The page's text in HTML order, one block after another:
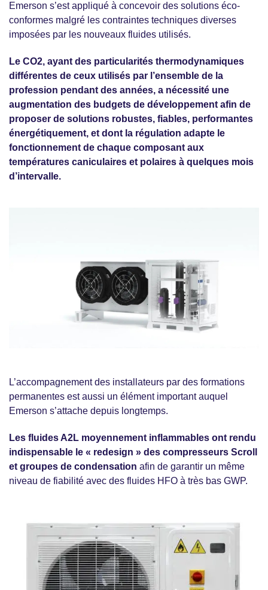
Emerson s’est appliqué à concevoir des solutions éco-
conformes malgré les contraintes techniques diverses
imposées par les nouveaux fluides utilisés.
Le CO2, ayant des particularités thermodynamiques
différentes de ceux utilisés par l’ensemble de la
profession pendant des années, a nécessité une
augmentation des budgets de développement afin de
proposer de solutions robustes, fiables, performantes
énergétiquement, et dont la régulation adapte le
fonctionnement de chaque composant aux
températures caniculaires et polaires à quelques mois
d’intervalle.
L’accompagnement des installateurs par des formations
permanentes est aussi un élément important auquel
Emerson s’attache depuis longtemps.
Les fluides A2L moyennement inflammables ont rendu
indispensable le « redesign » des compresseurs Scroll
et groupes de condensation afin de garantir un même
niveau de fiabilité avec des fluides HFO à très bas GWP.